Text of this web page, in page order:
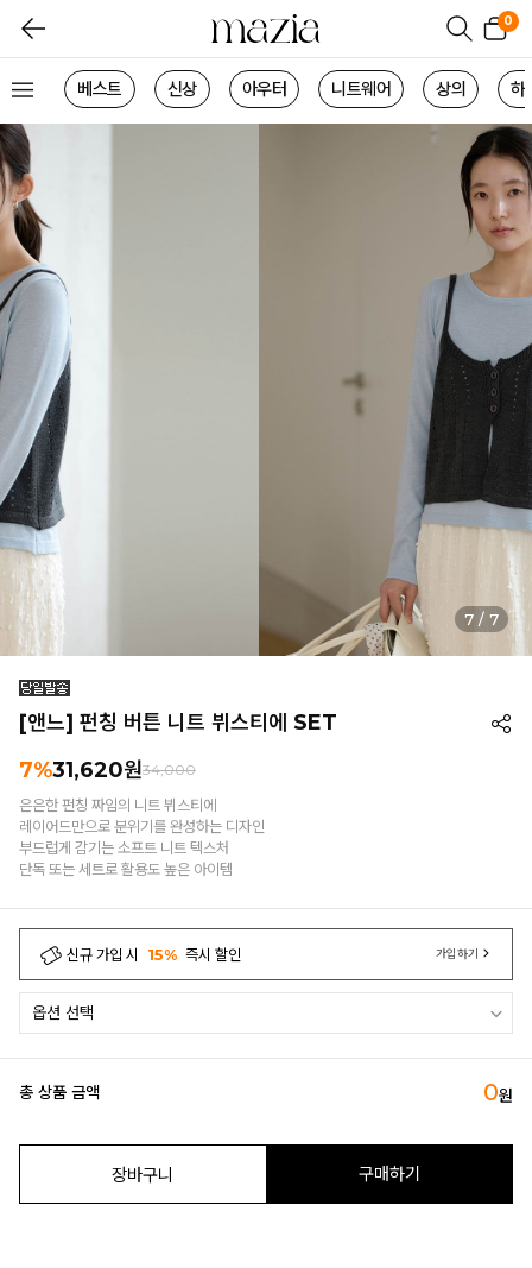
0
베스트 신상 아우터 니트웨어 상의 하
7 / 7
[앤느] 펀칭 버튼 니트 뷔스티에 SET
7%31,620원34,000
은은한 펀칭 짜임의 니트 뷔스티에
레이어드만으로 분위기를 완성하는 디자인
부드럽게 감기는 소프트 니트 텍스처
단독 또는 세트로 활용도 높은 아이템
신규 가입 시 15% 즉시 할인 가입하기
총 상품 금액 0원
장바구니 구매하기